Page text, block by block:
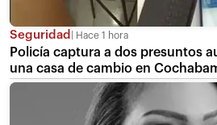
Seguridad Hace 1 hora
Policía captura a dos presuntos
una casa de cambio en